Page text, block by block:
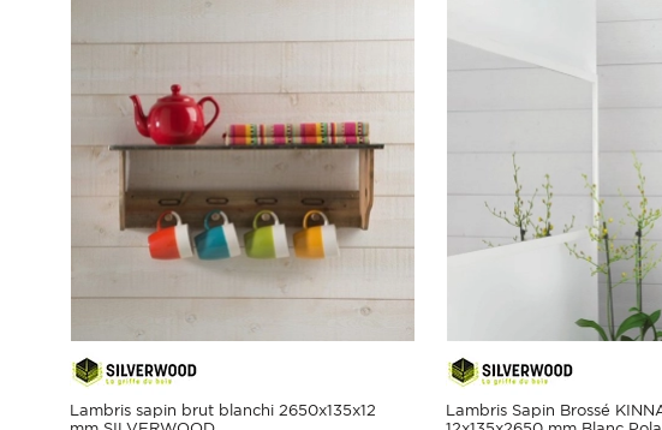
Lambris sapin brut blanchi 2650x135x12
Lambris Sapin Brossé